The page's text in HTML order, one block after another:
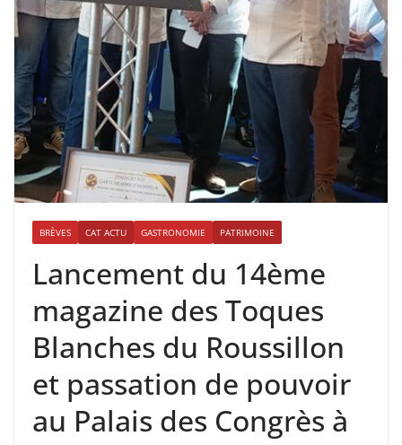
BRÈVES CAT ACTU GASTRONOMIE PATRIMOINE
Lancement du 14ème
magazine des Toques
Blanches du Roussillon
et passation de pouvoir
au Palais des Congrès à